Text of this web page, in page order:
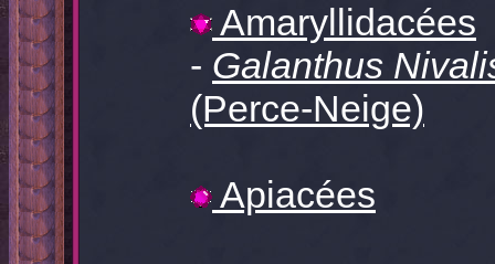
Amaryllidacées
- Galanthus
(Perce-Neige)
Apiacées